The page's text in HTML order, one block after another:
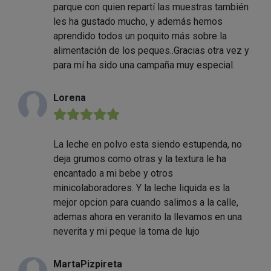
parque con quien repartí las muestras también
les ha gustado mucho, y además hemos
aprendido todos un poquito más sobre la
alimentación de los peques..Gracias otra vez y
para mí ha sido una campaña muy especial.
Lorena
★★★★★
La leche en polvo esta siendo estupenda, no
deja grumos como otras y la textura le ha
encantado a mi bebe y otros
minicolaboradores. Y la leche liquida es la
mejor opcion para cuando salimos a la calle,
ademas ahora en veranito la llevamos en una
neverita y mi peque la toma de lujo
MartaPizpireta